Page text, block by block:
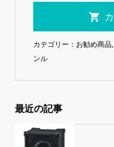
カテゴリー： お勧め商品,
ンル
最近の記事